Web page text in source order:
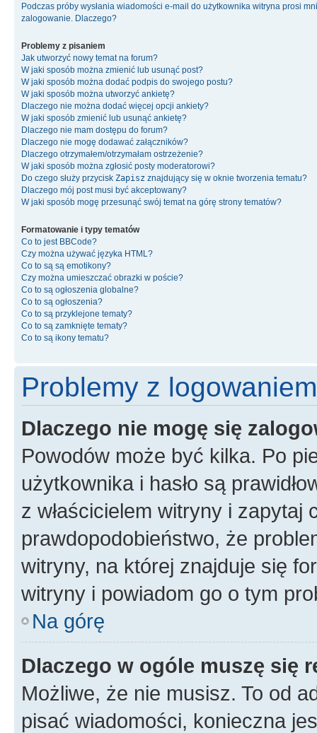
Podczas próby wysłania wiadomości e-mail do użytkownika witryna prosi
zalogowanie. Dlaczego?
Problemy z pisaniem
Jak utworzyć nowy temat na forum?
W jaki sposób można zmienić lub usunąć post?
W jaki sposób można dodać podpis do swojego postu?
W jaki sposób można utworzyć ankietę?
Dlaczego nie można dodać więcej opcji ankiety?
W jaki sposób zmienić lub usunąć ankietę?
Dlaczego nie mam dostępu do forum?
Dlaczego nie mogę dodawać załączników?
Dlaczego otrzymałem/otrzymałam ostrzeżenie?
W jaki sposób można zgłosić posty moderatorowi?
Do czego służy przycisk Zapisz znajdujący się w oknie tworzenia tematu?
Dlaczego mój post musi być akceptowany?
W jaki sposób mogę przesunąć swój temat na górę strony tematów?
Formatowanie i typy tematów
Co to jest BBCode?
Czy można używać języka HTML?
Co to są są emotikony?
Czy można umieszczać obrazki w poście?
Co to są ogłoszenia globalne?
Co to są ogłoszenia?
Co to są przyklejone tematy?
Co to są zamknięte tematy?
Co to są ikony tematu?
Problemy z
Dlaczego nie mogę się
Powodów może być kilka. Po
użytkownika i hasło są
z właścicielem witryny i
prawdopodobieństwo, że
witryny, na której znajduje się
witryny i powiadom go o tym
Na górę
Dlaczego w ogóle muszę się
Możliwe, że nie musisz. To od
pisać wiadomości, konieczna